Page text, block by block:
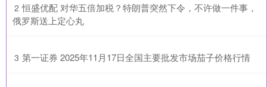
2 ​恒盛优配 对华五倍加税？特朗普突然下令，不许做一件事，
俄罗斯送上定心丸
3 ​第一证券 2025年11月17日全国主要批发市场茄子价格行情